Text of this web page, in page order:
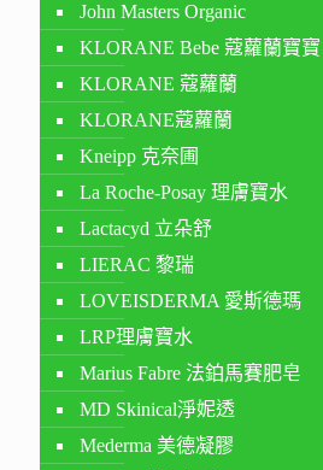
John Masters Organic
KLORANE Bebe 蔻蘿蘭寶寶
KLORANE 蔻蘿蘭
KLORANE蔻蘿蘭
Kneipp 克奈圃
La Roche-Posay 理膚寶水
Lactacyd 立朵舒
LIERAC 黎瑞
LOVEISDERMA 愛斯德瑪
LRP理膚寶水
Marius Fabre 法鉑馬賽肥皂
MD Skinical淨妮透
Mederma 美德凝膠